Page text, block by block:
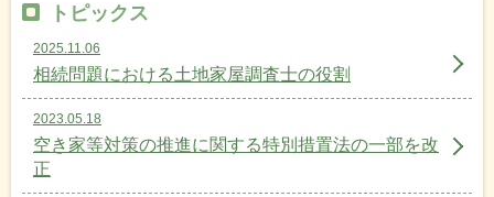
トピックス
2025.11.06
相続問題における土地家屋調査士の役割
2023.05.18
空き家等対策の推進に関する特別措置法の一部を改
正